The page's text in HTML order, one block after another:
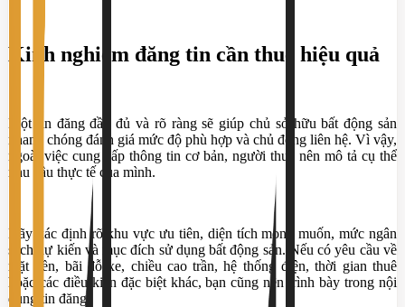
Kinh nghiệm đăng tin cần thuê hiệu quả
Một tin đăng đầy đủ và rõ ràng sẽ giúp chủ sở hữu bất động sản
nhanh chóng đánh giá mức độ phù hợp và chủ động liên hệ. Vì vậy,
ngoài việc cung cấp thông tin cơ bản, người thuê nên mô tả cụ thể
nhu cầu thực tế của mình.
Hãy xác định rõ khu vực ưu tiên, diện tích mong muốn, mức ngân
sách dự kiến và mục đích sử dụng bất động sản. Nếu có yêu cầu về
mặt tiền, bãi đỗ xe, chiều cao trần, hệ thống điện, thời gian thuê
hoặc các điều kiện đặc biệt khác, bạn cũng nên trình bày trong nội
dung tin đăng.